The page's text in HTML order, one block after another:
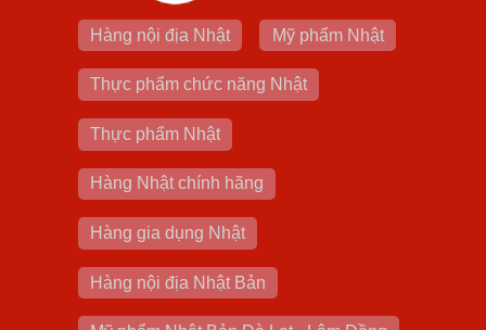
Hàng nội địa Nhật Mỹ phẩm Nhật
Thực phẩm chức năng Nhật
Thực phẩm Nhật
Hàng Nhật chính hãng
Hàng gia dụng Nhật
Hàng nội địa Nhật Bản